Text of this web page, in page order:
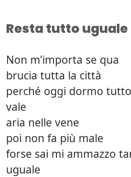
Resta tutto uguale
Non m’importa se qua
brucia tutta la città
perché oggi dormo
vale
aria nelle vene
poi non fa più male
forse sai mi ammazzo
uguale